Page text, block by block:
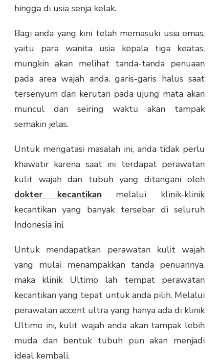
hingga di usia senja kelak.
Bagi anda yang kini telah memasuki usia emas,
yaitu para wanita usia kepala tiga keatas,
mungkin akan melihat tanda-tanda penuaan
pada area wajah anda. garis-garis halus saat
tersenyum dan kerutan pada ujung mata akan
muncul dan seiring waktu akan tampak
semakin jelas.
Untuk mengatasi masalah ini, anda tidak perlu
khawatir karena saat ini terdapat perawatan
kulit wajah dan tubuh yang ditangani oleh
dokter kecantikanmelalui klinik-klinik
kecantikan yang banyak tersebar di seluruh
Indonesia ini.
Untuk mendapatkan perawatan kulit wajah
yang mulai menampakkan tanda penuannya,
maka klinik Ultimo lah tempat perawatan
kecantikan yang tepat untuk anda pilih. Melalui
perawatan accent ultra yang hanya ada di klinik
Ultimo ini, kulit wajah anda akan tampak lebih
muda dan bentuk tubuh pun akan menjadi
ideal kembali.